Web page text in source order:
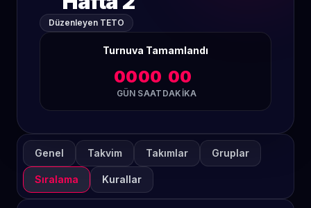
Düzenleyen TETO
Turnuva Tamamlandı
00
GÜN
00
SAAT
00
DAKIKA
Genel Takvim Takımlar Gruplar
Sıralama Kurallar